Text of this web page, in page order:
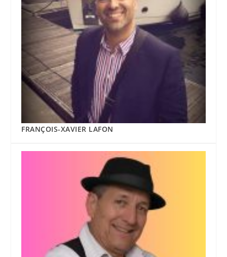
FRANÇOIS-XAVIER LAFON